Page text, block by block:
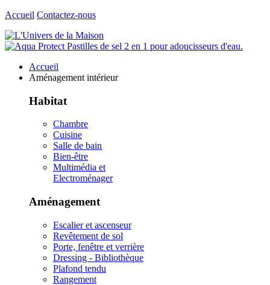
Accueil Contactez-nous
Accueil
Aménagement intérieur
Habitat
Chambre
Cuisine
Salle de bain
Bien-être
Multimédia et
Electroménager
Aménagement
Escalier et ascenseur
Revêtement de sol
Porte, fenêtre et verrière
Dressing - Bibliothèque
Plafond tendu
Rangement